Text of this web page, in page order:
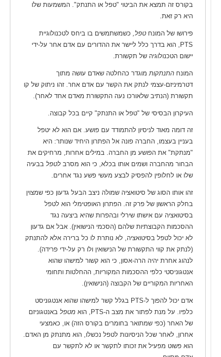
בקורס זה תמצא את הביטוי "טפל או התנתק". המשמעות שלו
היא רק זאת.
פירושו של המונחטפל,
כשמשתמשים בו ביחס לטכנולוגיית
PTS, הוא בדרך כלל ליישר את ההדורים עם אדם אחר על-ידי
יישום הטכנולוגיה של תקשורת.
המונח התנתקות מוגדר כהחלטה שאדם עושה מתוך
דטרמיניזם-עצמי לנתק את הקשר עם אדם אחר. זהו ניתוק של קו
תקשורת (הנתיב שלאורכו נעה התקשורת מאדם אחד לאחר).
העיקרון הבסיסי של "טפל או התנתק" קיים בכל קבוצה.
זה דומה מאוד לניסיון להתמודד עם פושע. אם הוא לא יטפל
בעניין בעצמו, החברה פונה אל הפתרון היחיד שנותר: היא
"מנתקת" את הפושע מן החברה. במילים אחרות, מרחיקים את
הבחור מהחברה ושמים אותו בכלא, כי הוא מסרב לטפל בבעיה
שלו או לחלופין להפסיק לבצע מעשי פשע נגד אחרים.
זהו אותו הסוג של סיטואציה שמולה ניצב הבעל גדעון כפי שמצוין
בחלק הראשון של פרק זה. הפתרון האופטימלי הוא לטפל
בסיטואציה עם אישתו שירלי ובהפרות שהיא ביצעה נגד
ההסכמות הקבוצתיות שלהם (הסכמי הנישואין). אבל אם גדעון
לא יכול לטפל בסיטואציה, לא נותרת לו כל ברירה אלא להתנתק
(לנתק את קווי התקשורת של הנישואין ולו רק על-ידי פרידה).
לנהוג אחרת יהיה הרה-אסון, כי הוא קשור למישהו שהוא
אנטגוניסטי כלפי ההסכמות המקוריות, ההחלטות ותחומי
האחריות המקוריים של הקבוצה (הנישואין).
אדם יכול להפוך ל-PTS בגלל קשר למישהו שהוא אנטגוניסט
כלפיו. על מנת לפתור את מצב ה-PTS, הוא
מטפל באנטגוניזם
של האחר (כפי שמתואר בחומרים בקורס הזה) או, כאמצעי
אחרון, לאחר שכל הניסיונות לטפל נכשלו, הוא מתנתק מן האדם.
הוא פשוט מפעיל את זכותו לתקשר או לא לתקשר עם